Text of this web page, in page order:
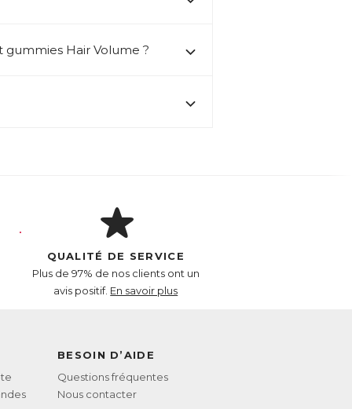
Hair Volume ?
QUALITÉ DE SERVICE
Plus de 97% de nos clients ont un
avis positif. En savoir plus
BESOIN D’AIDE
Questions fréquentes
Nous contacter